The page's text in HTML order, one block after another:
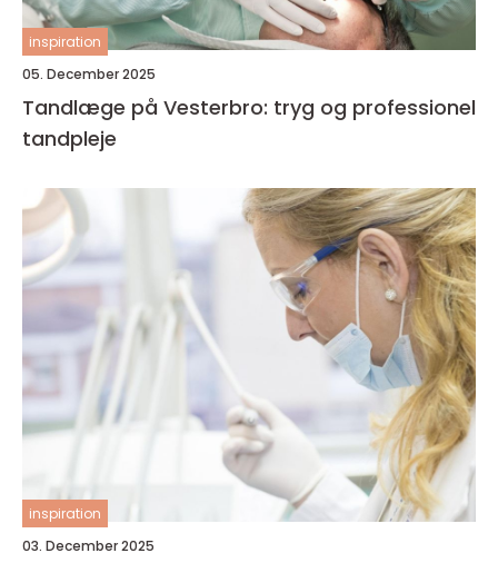
inspiration
05. December 2025
Tandlæge på Vesterbro: tryg og professionel
tandpleje
inspiration
03. December 2025